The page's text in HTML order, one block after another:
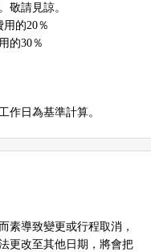
敬請見諒。
的20％
的30％
作日為基準計算。
素導致變更或行程取消，
更改至其他日期，將會把